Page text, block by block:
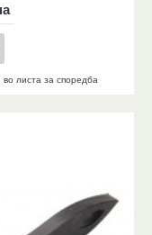
листа за споредба